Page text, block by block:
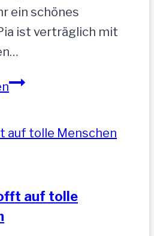
ein schönes
ist verträglich mit
PIA-
cm
auf tolle